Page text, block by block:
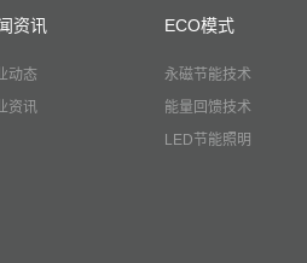
资讯
动态
资讯
ECO模式
永磁节能技术
能量回馈技术
LED节能照明